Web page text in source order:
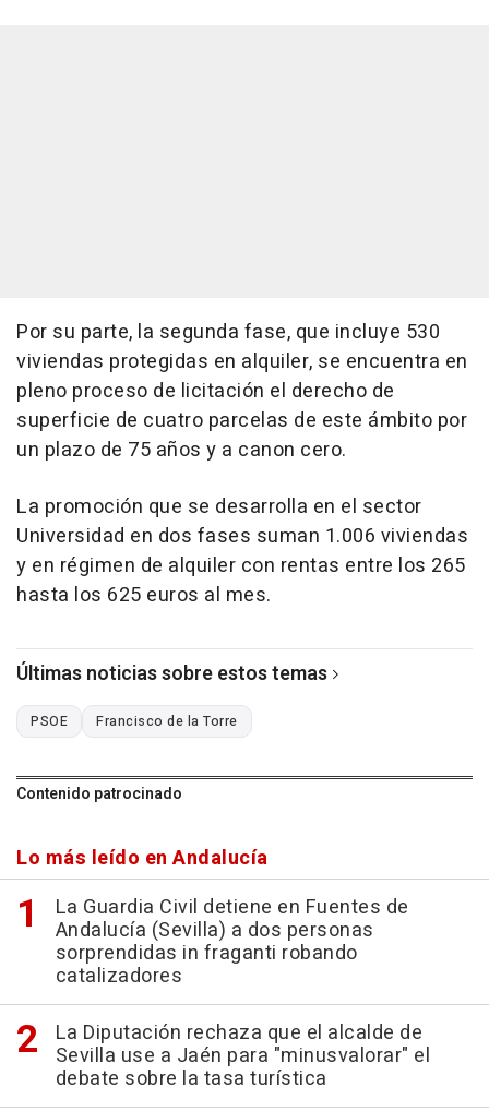
Por su parte, la segunda fase, que incluye 530
viviendas protegidas en alquiler, se encuentra en
pleno proceso de licitación el derecho de
superficie de cuatro parcelas de este ámbito por
un plazo de 75 años y a canon cero.
La promoción que se desarrolla en el sector
Universidad en dos fases suman 1.006 viviendas
y en régimen de alquiler con rentas entre los 265
hasta los 625 euros al mes.
Últimas noticias sobre estos temas
PSOE Francisco de la Torre
Contenido patrocinado
Lo más leído en Andalucía
La Guardia Civil detiene en Fuentes de
Andalucía (Sevilla) a dos personas
sorprendidas in fraganti robando
catalizadores
La Diputación rechaza que el alcalde de
Sevilla use a Jaén para "minusvalorar" el
debate sobre la tasa turística